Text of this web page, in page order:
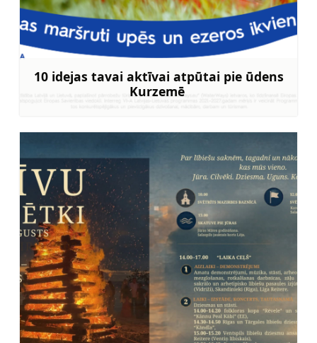
10 idejas tavai aktīvai atpūtai pie ūdens
Kurzemē